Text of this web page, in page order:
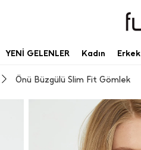
YENİ GELENLER Kadın Erkek
Önü Büzgülü Slim Fit Gömlek